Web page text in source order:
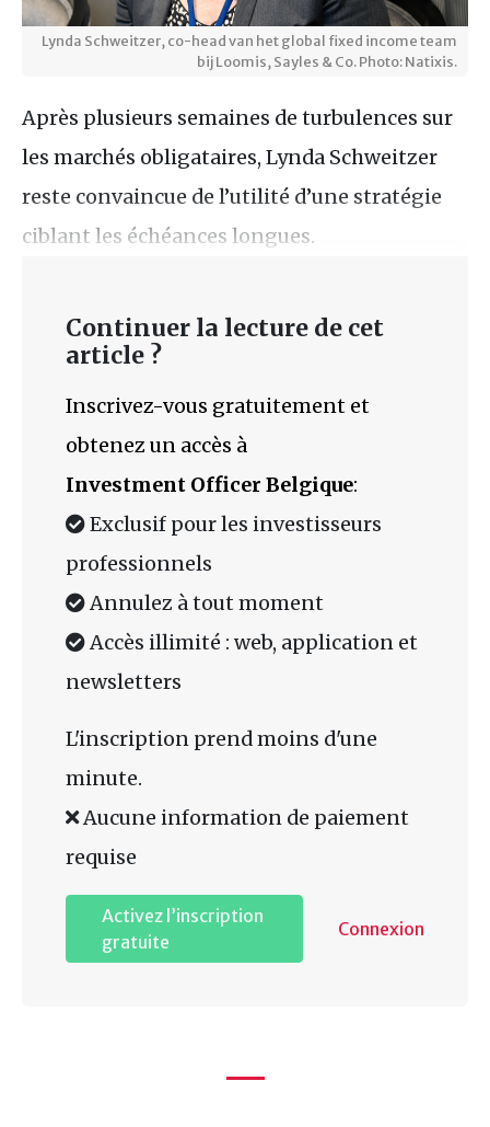
Lynda Schweitzer, co-head van het global fixed income team
bij Loomis, Sayles & Co. Photo: Natixis.
Après plusieurs semaines de turbulences sur
les marchés obligataires, Lynda Schweitzer
reste convaincue de l’utilité d’une stratégie
ciblant les échéances longues.
Continuer la lecture de cet
article ?
Inscrivez-vous gratuitement et
obtenez un accès à
Investment Officer Belgique:
Exclusif pour les investisseurs
professionnels
Annulez à tout moment
Accès illimité : web, application et
newsletters
L'inscription prend moins d'une
minute.
Aucune information de paiement
requise
Activez l’inscription
gratuite
Connexion